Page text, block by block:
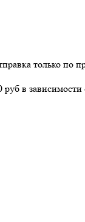
только по
в зависимости